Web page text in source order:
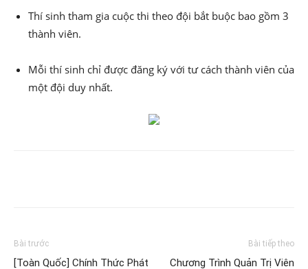
Thí sinh tham gia cuộc thi theo đội bắt buộc bao gồm 3
thành viên.
Mỗi thí sinh chỉ được đăng ký với tư cách thành viên của
một đội duy nhất.
Bài trước
[Toàn Quốc] Chính Thức Phát
Bài tiếp theo
Chương Trình Quản Trị Viên